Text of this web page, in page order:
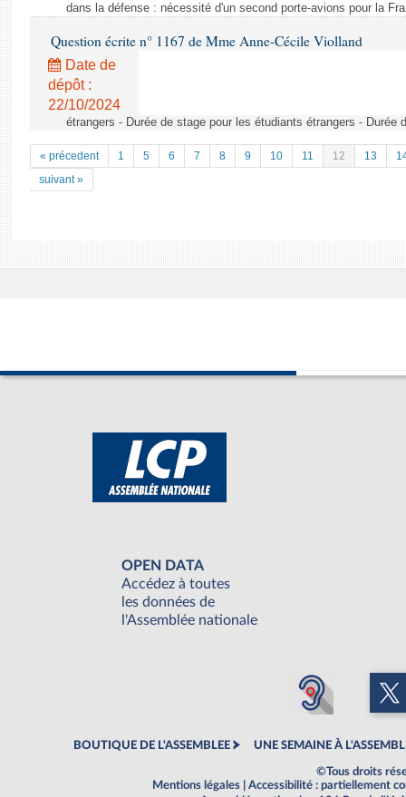
dans la défense : nécessité d'un second porte-avions pour la
Question écrite n° 1167 de Mme Anne-Cécile Violland
Date de
dépôt :
22/10/2024
étrangers - Durée de stage pour les étudiants étrangers - Durée
« précedent 1 5 6 7 8 9 10 11 12 13
suivant »
OPEN DATA
Accédez à toutes
les données de
l'Assemblée nationale
BOUTIQUE DE L'ASSEMBLEE UNE SEMAINE À
©Tous droits
Mentions légales
Accessibilité : partiellement